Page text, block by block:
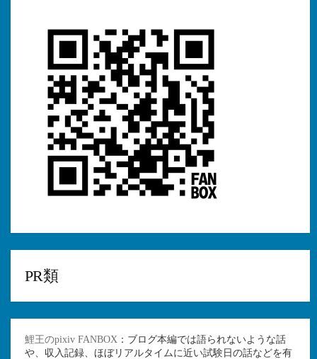
PR類
鯉王のpixiv FANBOX ：ブログ本編では語られないような話
や、収入記録、ほぼリアルタイムに近い試験日の話などを有